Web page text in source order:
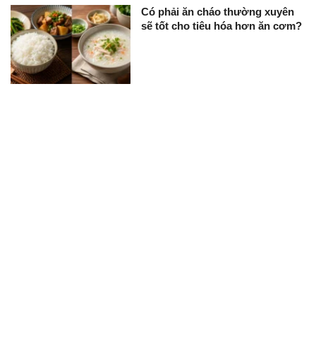
Có phải ăn cháo thường xuyên
sẽ tốt cho tiêu hóa hơn ăn cơm?